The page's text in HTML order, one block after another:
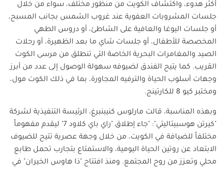
أكثر هدوء، واكتشاف الكويت من منظور مختلف، سواء من خلال
جلسات المشروبات العفوية عند غروب الشمس بجانب المسبح،
أو جلسات اليوغا والعافية على الشاطئ، أو دروس الطهي
المخصصة للأطفال، أو جلسات شاي ما بعد الظهيرة، أو رحلات
الصيد والمغامرات البحرية الخاصة التي تنطلق من مرسى الكوت
القريب. كما يتيح الفندق لضيوفه سهولة الوصول إلى عدد من أبرز
وجهات أسلوب الحياة والترفيه المجاورة، بما في ذلك الكوت مول،
ومختبر كيو 8 للكارتينج.
وبهذه المناسبة، قالت مارلوس كنيبنبرغ، الرئيسة التنفيذية لشركة
"كيرتن هوسبيتاليتي": "جاء إطلاق "راي باي كلاود 7" ليقدم مفهوماً
مختلفاً للضيافة في الكويت، من خلال وجهة عصرية تتيح للضيوف
الابتعاد عن روتين الحياة اليومية، والاستمتاع بتجارب تحمل طابع
محلي وتعزز من روح المجتمع. ومنذ افتتاح "ذا هاوس الخيران" في